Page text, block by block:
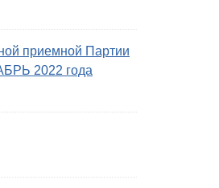
приемной Партии
2022 года